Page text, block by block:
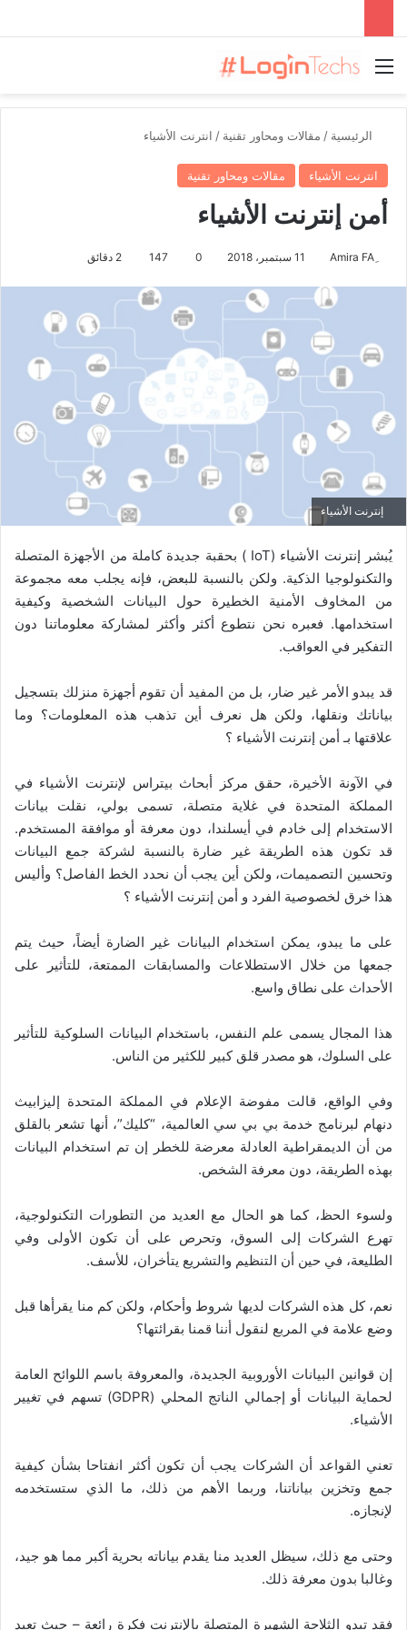
القائمة
الرئيسية / مقالات ومحاور تقنية / انترنت الأشياء
انترنت الأشياء مقالات ومحاور تقنية
أمن إنترنت الأشياء
11 سبتمبر، 2018 0
147
إنترنت الأشياء
يُبشر إنترنت الأشياء (IoT ) بحقبة جديدة كاملة من الأجهزة المتصلة
والتكنولوجيا الذكية. ولكن بالنسبة للبعض، فإنه يجلب معه مجموعة
من المخاوف الأمنية الخطيرة حول البيانات الشخصية وكيفية
استخدامها. فعبره نحن نتطوع أكثر وأكثر لمشاركة معلوماتنا دون
التفكير في العواقب.
قد يبدو الأمر غير ضار، بل من المفيد أن تقوم أجهزة منزلك بتسجيل
بياناتك ونقلها، ولكن هل نعرف أين تذهب هذه المعلومات؟ وما
علاقتها بـ أمن إنترنت الأشياء ؟
في الآونة الأخيرة، حقق مركز أبحاث بيتراس لإنترنت الأشياء في
المملكة المتحدة في غلاية متصلة، تسمى بولي، نقلت بيانات
الاستخدام إلى خادم في أيسلندا، دون معرفة أو موافقة المستخدم.
قد تكون هذه الطريقة غير ضارة بالنسبة لشركة جمع البيانات
وتحسين التصميمات، ولكن أين يجب أن نحدد الخط الفاصل؟ وأليس
هذا خرق لخصوصية الفرد و أمن إنترنت الأشياء ؟
على ما يبدو، يمكن استخدام البيانات غير الضارة أيضاً، حيث يتم
جمعها من خلال الاستطلاعات والمسابقات الممتعة، للتأثير على
الأحداث على نطاق واسع.
هذا المجال يسمى علم النفس، باستخدام البيانات السلوكية للتأثير
على السلوك، هو مصدر قلق كبير للكثير من الناس.
وفي الواقع، قالت مفوضة الإعلام في المملكة المتحدة إليزابيث
دنهام لبرنامج خدمة بي بي سي العالمية، “كليك”، ​​أنها تشعر بالقلق
من أن الديمقراطية العادلة معرضة للخطر إن تم استخدام البيانات
بهذه الطريقة، دون معرفة الشخص.
ولسوء الحظ، كما هو الحال مع العديد من التطورات التكنولوجية،
تهرع الشركات إلى السوق، وتحرص على أن تكون الأولى وفي
الطليعة، في حين أن التنظيم والتشريع يتأخران، للأسف.
نعم، كل هذه الشركات لديها شروط وأحكام، ولكن كم منا يقرأها قبل
وضع علامة في المربع لنقول أننا قمنا بقرائتها؟
إن قوانين البيانات الأوروبية الجديدة، والمعروفة باسم اللوائح العامة
لحماية البيانات أو إجمالي الناتج المحلي (GDPR) تسهم في تغيير
الأشياء.
تعني القواعد أن الشركات يجب أن تكون أكثر انفتاحا بشأن كيفية
جمع وتخزين بياناتنا، وربما الأهم من ذلك، ما الذي ستستخدمه
لإنجازه.
وحتى مع ذلك، سيظل العديد منا يقدم بياناته بحرية أكبر مما هو جيد،
وغالبا بدون معرفة ذلك.
فقد تبدو الثلاجة الشهيرة المتصلة بالإنترنت فكرة رائعة – حيث تعيد